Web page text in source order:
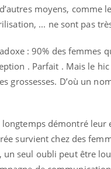
moyens, comme
... ne sont pas
: 90% des femmes
. Parfait . Mais le hic
grossesses. D’où un
démontré leur
survient chez des
un seul oubli peut être